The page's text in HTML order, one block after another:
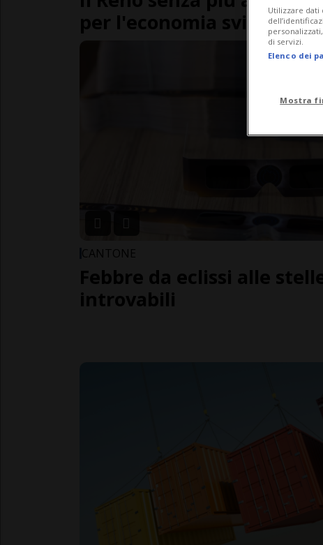
per l'economia svizzera
CANTONE
Febbre da eclissi alle
introvabili
Utilizzare dati
di servizi.
Elenco dei
Mostra